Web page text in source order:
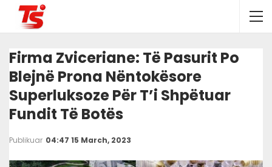
Firma Zviceriane: Të Pasurit Po
Blejnë Prona Nëntokësore
Superluksoze Për T’i Shpëtuar
Fundit Të Botës
Publikuar 04:47 15 March, 2023